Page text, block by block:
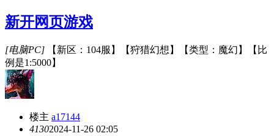
新开网页游戏
[电脑PC] 【新区：104服】【狩猎幻想】【类型：魔幻】【比
例是1:5000】
楼主 a17144
41302024-11-26 02:05